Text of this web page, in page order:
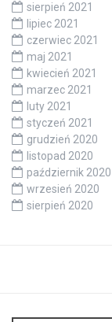
sierpień 2021
lipiec 2021
czerwiec 2021
maj 2021
kwiecień 2021
marzec 2021
luty 2021
styczeń 2021
grudzień 2020
listopad 2020
październik 2020
wrzesień 2020
sierpień 2020